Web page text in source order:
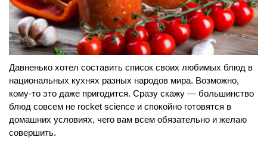
Давненько хотел составить список своих любимых блюд в
национальных кухнях разных народов мира. Возможно,
кому-то это даже пригодится. Сразу скажу — большинство
блюд совсем не rocket science и спокойно готовятся в
домашних условиях, чего вам всем обязательно и желаю
совершить.